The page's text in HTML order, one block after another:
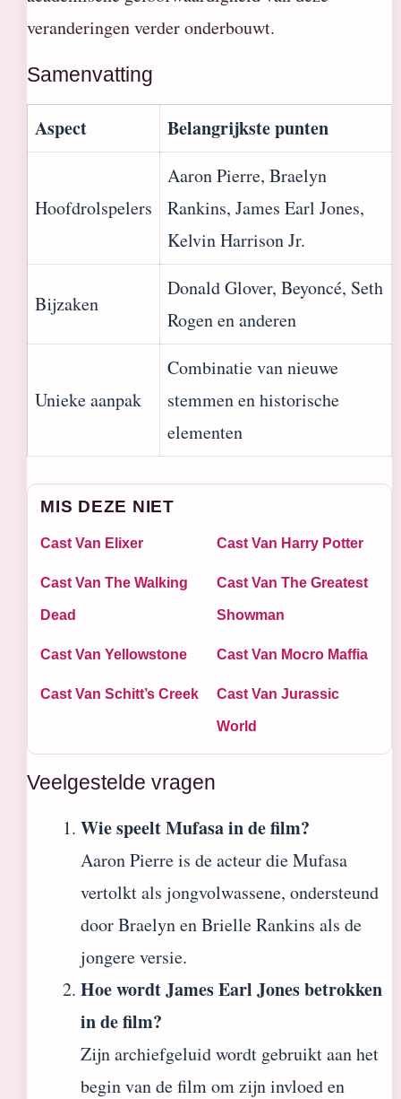
veranderingen verder onderbouwt.
Samenvatting
Aspect Belangrijkste punten
Hoofdrolspelers
Aaron Pierre, Braelyn
Rankins, James Earl Jones,
Kelvin Harrison Jr.
Bijzaken
Donald Glover, Beyoncé, Seth
Rogen en anderen
Unieke aanpak
Combinatie van nieuwe
stemmen en historische
elementen
MIS DEZE NIET
Cast Van Elixer Cast Van Harry Potter
Cast Van The Walking
Dead
Cast Van The Greatest
Showman
Cast Van Yellowstone Cast Van Mocro Maffia
Cast Van Schitt’s Creek Cast Van Jurassic
World
Veelgestelde vragen
Wie speelt Mufasa in de film?
Aaron Pierre is de acteur die Mufasa
vertolkt als jongvolwassene, ondersteund
door Braelyn en Brielle Rankins als de
jongere versie.
Hoe wordt James Earl Jones betrokken
in de film?
Zijn archiefgeluid wordt gebruikt aan het
begin van de film om zijn invloed en